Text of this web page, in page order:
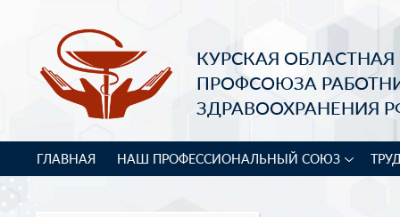
КУРСКАЯ
ПРОФСОЮЗА
ЗДРАВООХРАНЕНИЯ
ГЛАВНАЯ НАШ ПРОФЕССИОНАЛЬНЫЙ СОЮЗ